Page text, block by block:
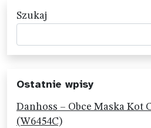
Szukaj
Ostatnie wpisy
Danhoss – Obce Maska Kot
(W6454C)